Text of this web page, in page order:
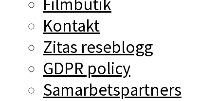
Kontakt
Zitas reseblogg
GDPR policy
Samarbetspartners